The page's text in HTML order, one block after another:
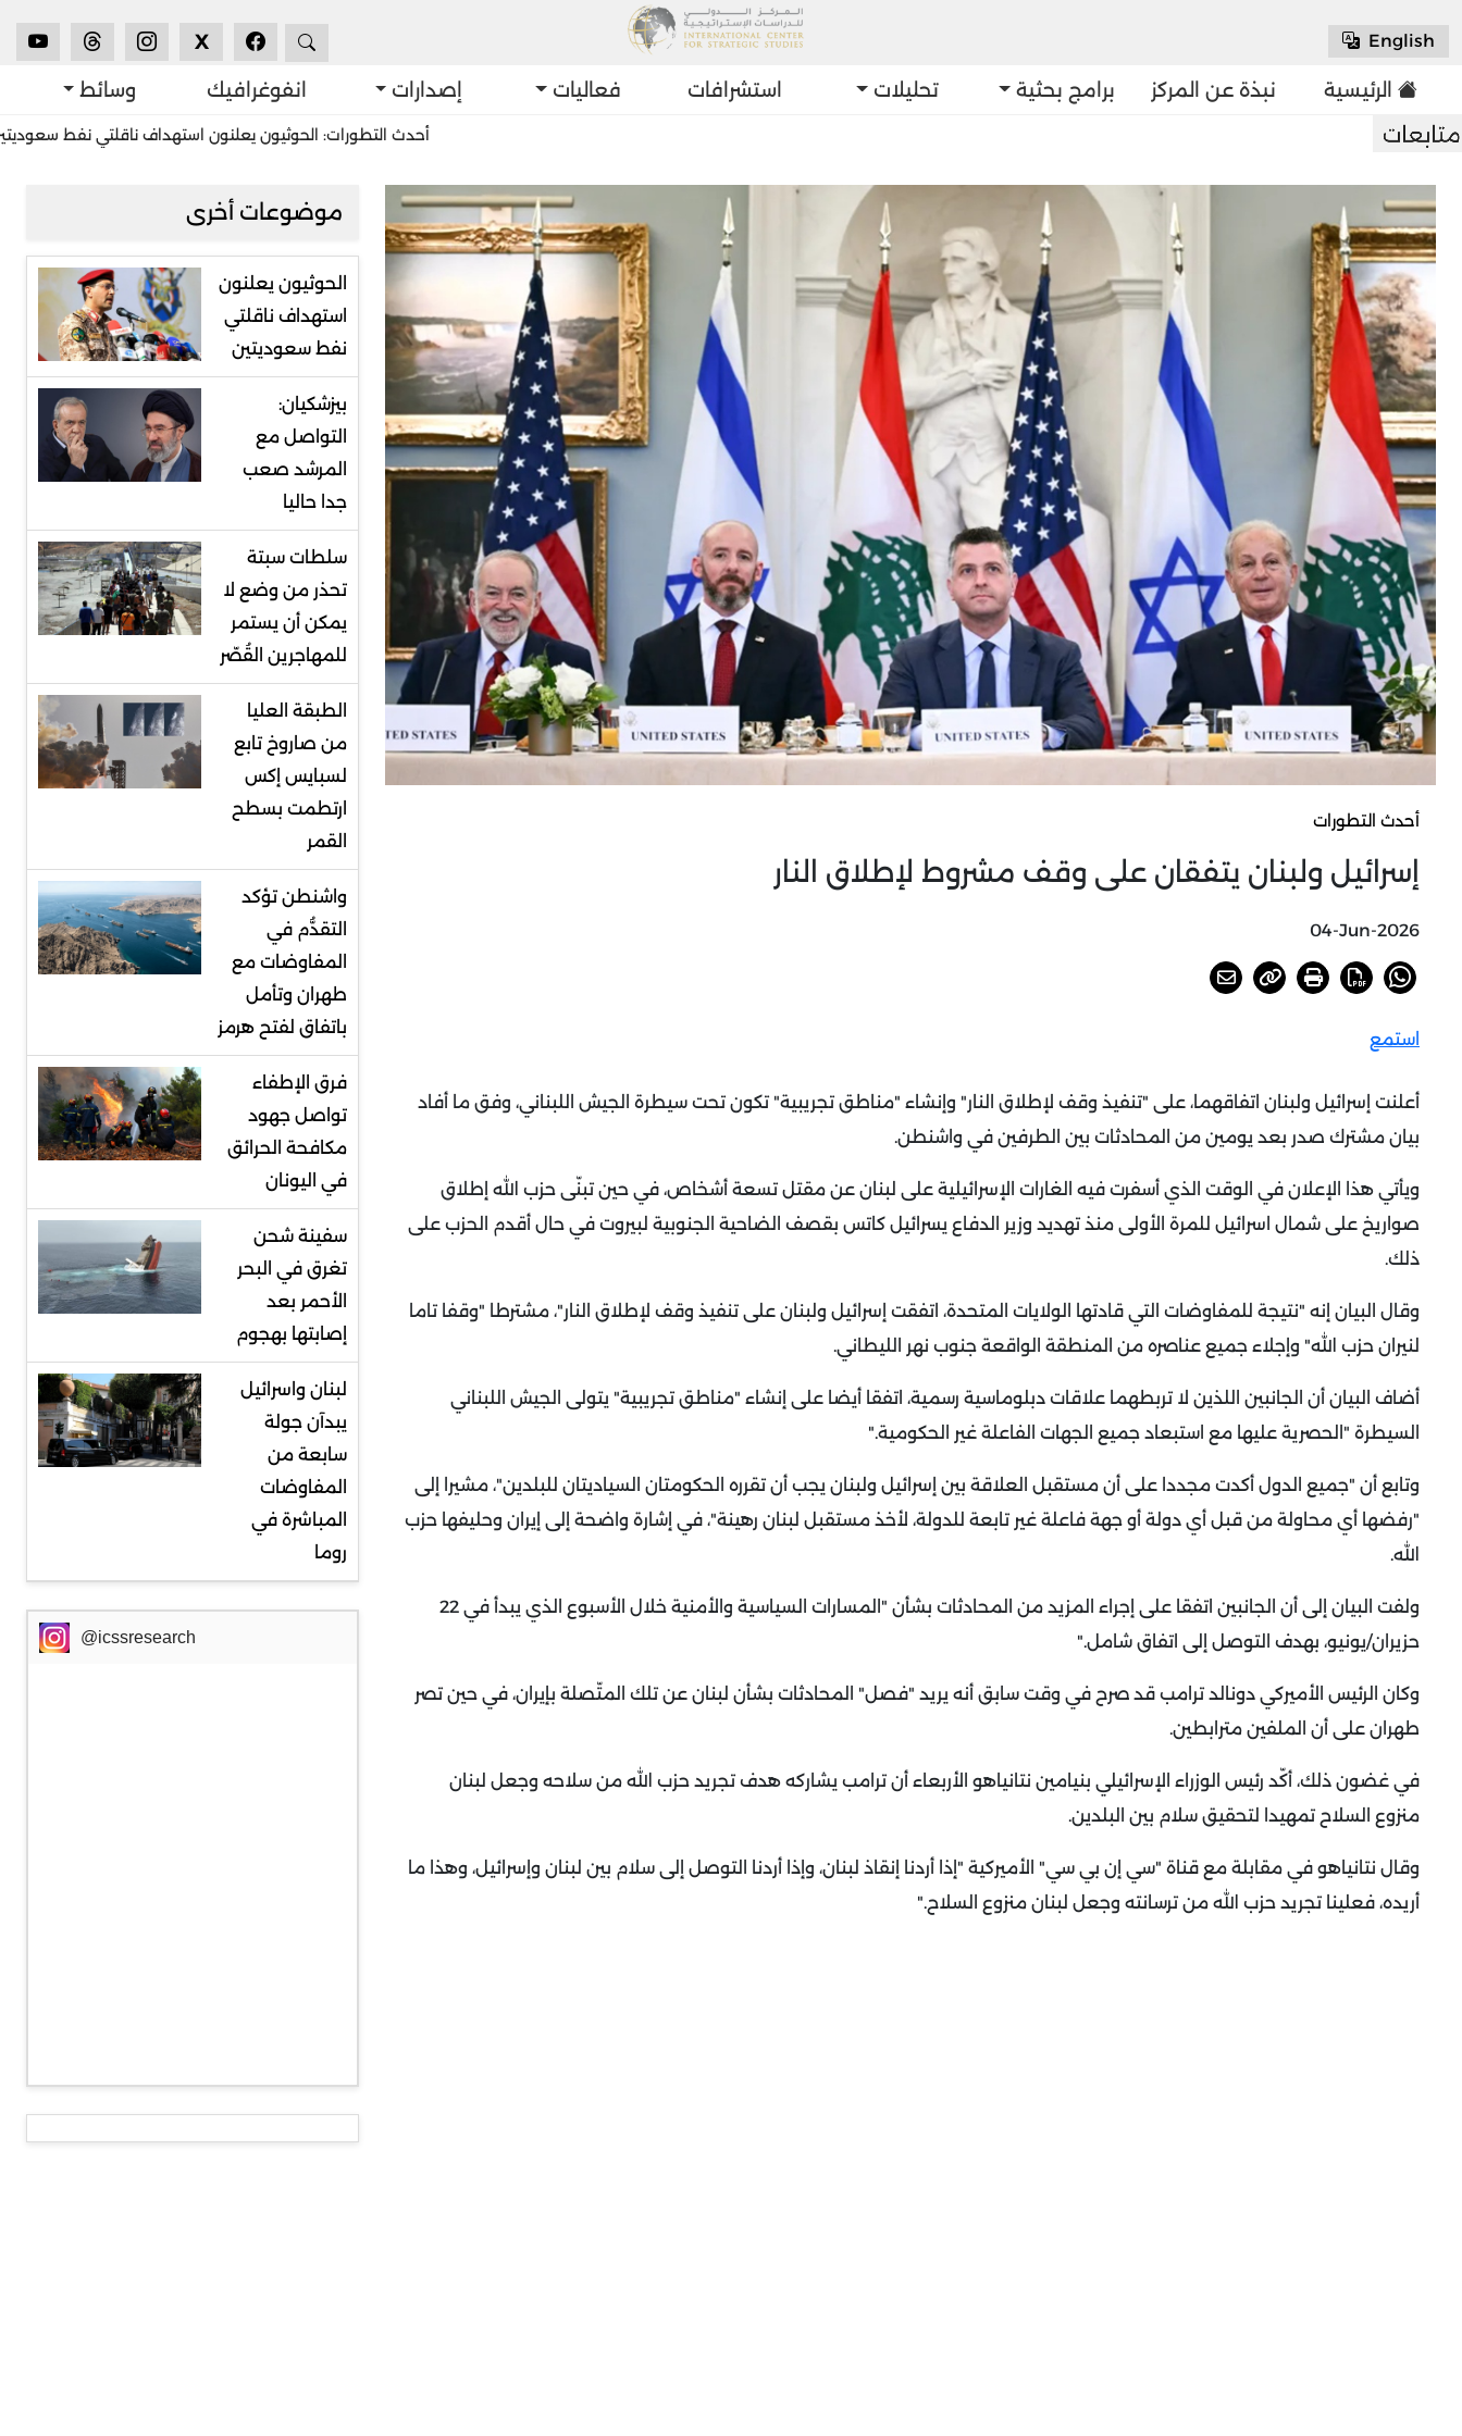
English
X
الرئيسية نبذة عن المركز برامج بحثية تحليلات استشرافات فعاليات إصدارات انفوغرافيك وسائط
أحدث التطورات: الحوثيون يعلنون استهداف ناقلتي نفط سعوديتين
أحدث التطورات
إسرائيل ولبنان يتفقان على وقف مشروط لإطلاق النار
04-Jun-2026
استمع
أعلنت إسرائيل ولبنان اتفاقهما، على "تنفيذ وقف لإطلاق النار" وإنشاء "مناطق تجريبية" تكون تحت سيطرة الجيش اللبناني، وفق ما أفاد
بيان مشترك صدر بعد يومين من المحادثات بين الطرفين في واشنطن.
ويأتي هذا الإعلان في الوقت الذي أسفرت فيه الغارات الإسرائيلية على لبنان عن مقتل تسعة أشخاص، في حين تبنّى حزب الله إطلاق
صواريخ على شمال اسرائيل للمرة الأولى منذ تهديد وزير الدفاع يسرائيل كاتس بقصف الضاحية الجنوبية لبيروت في حال أقدم الحزب على
ذلك.
وقال البيان إنه "نتيجة للمفاوضات التي قادتها الولايات المتحدة، اتفقت إسرائيل ولبنان على تنفيذ وقف لإطلاق النار"، مشترطا "وقفا تاما
لنيران حزب الله" وإجلاء جميع عناصره من المنطقة الواقعة جنوب نهر الليطاني.
أضاف البيان أن الجانبين اللذين لا تربطهما علاقات دبلوماسية رسمية، اتفقا أيضا على إنشاء "مناطق تجريبية" يتولى الجيش اللبناني
السيطرة "الحصرية عليها مع استبعاد جميع الجهات الفاعلة غير الحكومية".
وتابع أن "جميع الدول أكدت مجددا على أن مستقبل العلاقة بين إسرائيل ولبنان يجب أن تقرره الحكومتان السياديتان للبلدين"، مشيرا إلى
"رفضها أي محاولة من قبل أي دولة أو جهة فاعلة غير تابعة للدولة، لأخذ مستقبل لبنان رهينة"، في إشارة واضحة إلى إيران وحليفها حزب
الله.
ولفت البيان إلى أن الجانبين اتفقا على إجراء المزيد من المحادثات بشأن "المسارات السياسية والأمنية خلال الأسبوع الذي يبدأ في 22
حزيران/يونيو، بهدف التوصل إلى اتفاق شامل".
وكان الرئيس الأميركي دونالد ترامب قد صرح في وقت سابق أنه يريد "فصل" المحادثات بشأن لبنان عن تلك المتّصلة بإيران، في حين تصر
طهران على أن الملفين مترابطين.
في غضون ذلك، أكّد رئيس الوزراء الإسرائيلي بنيامين نتانياهو الأربعاء أن ترامب يشاركه هدف تجريد حزب الله من سلاحه وجعل لبنان
منزوع السلاح تمهيدا لتحقيق سلام بين البلدين.
وقال نتانياهو في مقابلة مع قناة "سي إن بي سي" الأميركية "إذا أردنا إنقاذ لبنان، وإذا أردنا التوصل إلى سلام بين لبنان وإسرائيل، وهذا ما
أريده، فعلينا تجريد حزب الله من ترسانته وجعل لبنان منزوع السلاح".
موضوعات أخرى
الحوثيون يعلنون
استهداف ناقلتي
نفط سعوديتين
بيزشكيان:
التواصل مع
المرشد صعب
جدا حاليا
سلطات سبتة
تحذر من وضع لا
يمكن أن يستمر
للمهاجرين القُصّر
الطبقة العليا
من صاروخ تابع
لسبايس إكس
ارتطمت بسطح
القمر
واشنطن تؤكد
التقدُّم في
المفاوضات مع
طهران وتأمل
باتفاق لفتح هرمز
فرق الإطفاء
تواصل جهود
مكافحة الحرائق
في اليونان
سفينة شحن
تغرق في البحر
الأحمر بعد
إصابتها بهجوم
لبنان واسرائيل
يبدآن جولة
سابعة من
المفاوضات
المباشرة في
روما
@icssresearch